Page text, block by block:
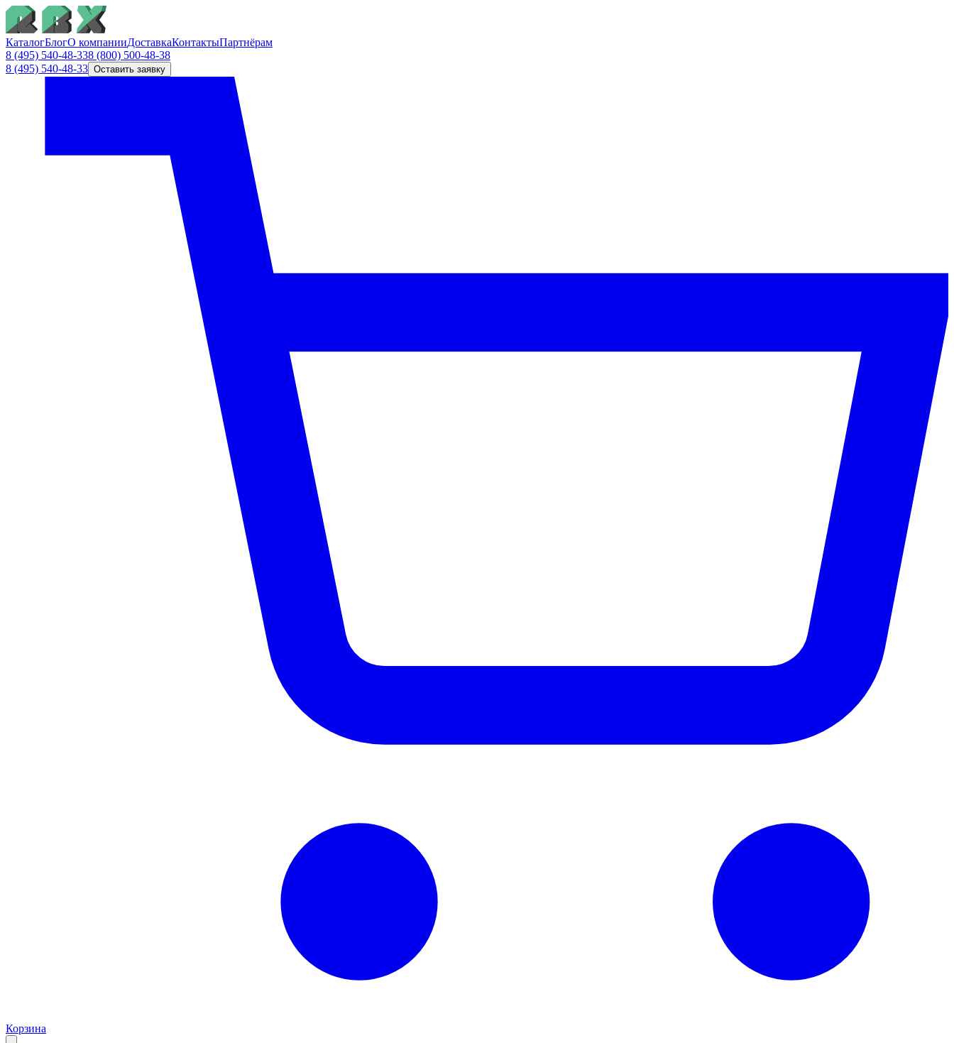
КаталогБлогО компанииДоставкаКонтактыПартнёрам
8 (495) 540-48-338 (800) 500-48-38
8 (495) 540-48-33 Оставить заявку
Корзина